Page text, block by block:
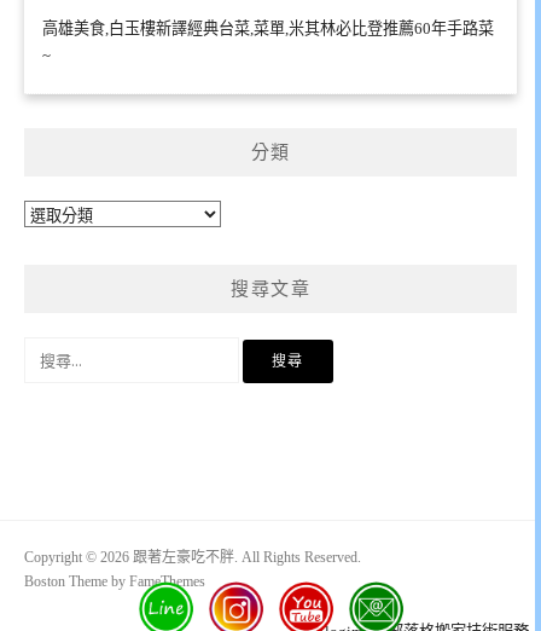
高雄美食,白玉樓新譯經典台菜,菜單,米其林必比登推薦60年手路菜
~
分類
分
搜尋文章
Copyright © 2026 跟著左豪吃不胖. All Rights Reserved.
Boston Theme by FameThemes